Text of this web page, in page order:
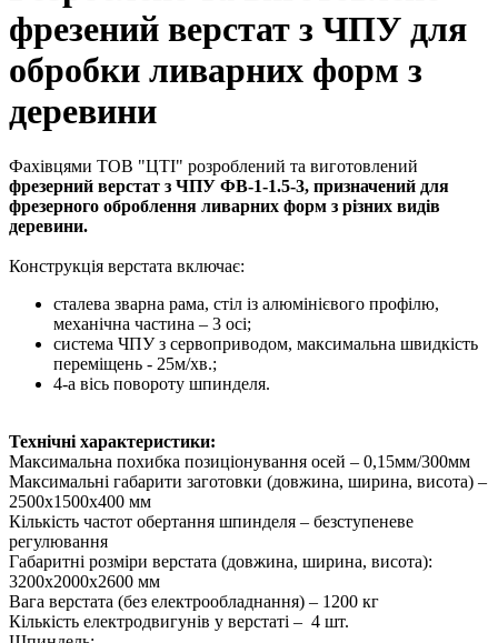
фрезений верстат з ЧПУ для
обробки ливарних форм з
деревини
Фахівцями ТОВ "ЦТІ" розроблений та виготовлений
фрезерний верстат з ЧПУ ФВ-1-1.5-3, призначений для
фрезерного оброблення ливарних форм з різних видів
деревини.
Конструкція верстата включає:
сталева зварна рама, стіл із алюмінієвого профілю,
механічна частина – 3 осі;
система ЧПУ з сервоприводом, максимальна швидкість
переміщень - 25м/хв.;
4-а вісь повороту шпинделя.
Технічні характеристики:
Максимальна похибка позиціонування осей – 0,15мм/300мм
Максимальні габарити заготовки (довжина, ширина, висота) –
2500х1500х400 мм
Кількість частот обертання шпинделя – безступеневе
регулювання
Габаритні розміри верстата (довжина, ширина, висота):
3200х2000х2600 мм
Вага верстата (без електрообладнання) – 1200 кг
Кількість електродвигунів у верстаті – 4 шт.